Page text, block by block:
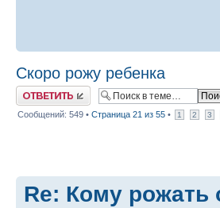
Скоро рожу ребенка
Ответить
Сообщений: 549 • Страница 21 из 55 • 1 2 3
Re: Кому